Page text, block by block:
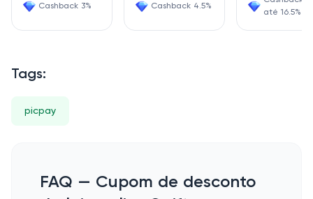
Cashback 3% Cashback 4.5%
até 16.5%
Tags:
picpay
FAQ — Cupom de desconto